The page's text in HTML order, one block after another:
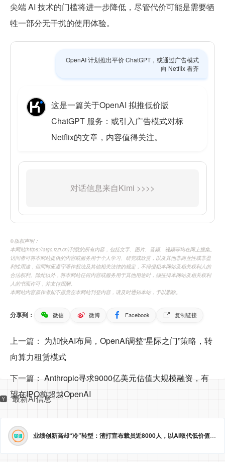
尖端 AI 技术的门槛将进一步降低，尽管代价可能是需要牺
牲一部分无干扰的使用体验。
OpenAI 计划推出平价 ChatGPT，或通过广告模式
向 Netflix 看齐
这是一篇关于OpenAI 拟推低价版
ChatGPT 服务：或引入广告模式对标
Netflix的文章，内容值得关注。
©️版权声明：
本网站(https://aigc.izzi.cn)刊载的所有内容，包括文字、图片、音频、视频等均在网上搜集。
访问者可将本网站提供的内容或服务用于个人学习、研究或欣赏，以及其他非商业性或非盈
利性用途，但同时应遵守著作权法及其他相关法律的规定，不得侵犯本网站及相关权利人的
合法权利。除此以外，将本网站任何内容或服务用于其他用途时，须征得本网站及相关权利
人的书面许可，并支付报酬。
本网站内容原作者如不愿意在本网站刊登内容，请及时通知本站，予以删除。
分享到： 微信 微博 Facebook 复制链接
上一篇： 为加快AI布局，OpenAI调整“星际之门”策略，转
向算力租赁模式
下一篇： Anthropic寻求9000亿美元估值大规模融资，有
望在IPO前超越OpenAI
最新Ai信息
业绩创新高却“冷”转型：渣打宣布裁员近8000人，以AI取代低价值岗位